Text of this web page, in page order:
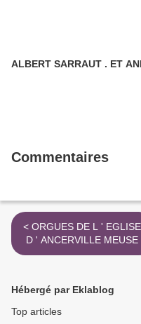
Commentaires
< ORGUES DE L ' EGLISE
D ' ANCERVILLE MEUSE
Hébergé par Eklablog
Top articles